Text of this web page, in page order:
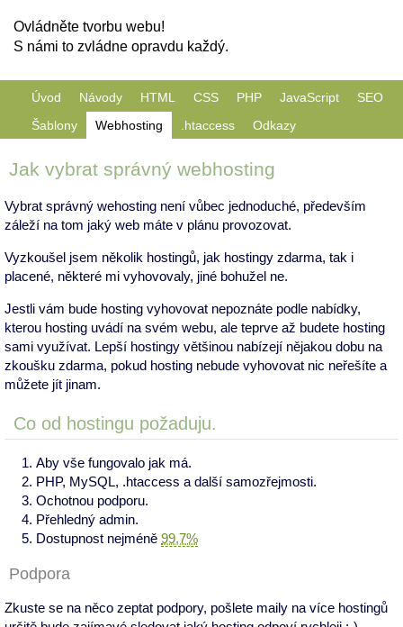
Ovládněte tvorbu webu!
S námi to zvládne opravdu každý.
Úvod Návody HTML CSS PHP JavaScript
SEO
Šablony
Webhosting .htaccess Odkazy
Jak vybrat správný webhosting
Vybrat správný wehosting není vůbec jednoduché, především
záleží na tom jaký web máte v plánu provozovat.
Vyzkoušel jsem několik hostingů, jak hostingy zdarma, tak i
placené, některé mi vyhovovaly, jiné bohužel ne.
Jestli vám bude hosting vyhovovat nepoznáte podle nabídky,
kterou hosting uvádí na svém webu, ale teprve až budete hosting
sami využívat. Lepší hostingy většinou nabízejí nějakou dobu na
zkoušku zdarma, pokud hosting nebude vyhovovat nic neřešíte a
můžete jít jinam.
Co od hostingu požaduju.
Aby vše fungovalo jak má.
PHP, MySQL, .htaccess a další samozřejmosti.
Ochotnou podporu.
Přehledný admin.
Dostupnost nejméně 99,7%
Podpora
Zkuste se na něco zeptat podpory, pošlete maily na více hostingů